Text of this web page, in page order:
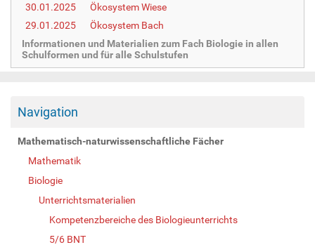
30.01.2025
Ökosystem Wiese
29.01.2025
Ökosystem Bach
Informationen und Materialien zum Fach Biologie in allen
Schulformen und für alle Schulstufen
Navigation
Mathematisch-naturwissenschaftliche Fächer
Mathematik
Biologie
Unterrichtsmaterialien
Kompetenzbereiche des Biologieunterrichts
5/6 BNT